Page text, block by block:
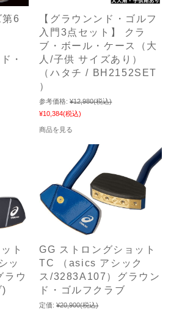
第6
・
【グラウンンド・ゴルフ
入門3点セット】 クラ
ブ・ボール・ケース（大
人/子供 サイズあり）
（ハタチ / BH2152SET
）
参考価格: ¥12,980(税込)
¥10,384(税込)
商品を見る
ト
ッ
ラウ
)
GG ストロングショット
TC （asics アシック
ス/3283A107）グラウン
ド・ゴルフクラブ
定価: ¥20,900(税込)